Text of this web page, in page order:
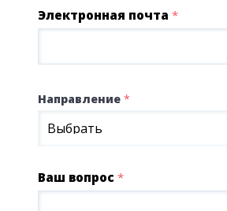
Электронная почта *
Направление *
Выбрать
Ваш вопрос *